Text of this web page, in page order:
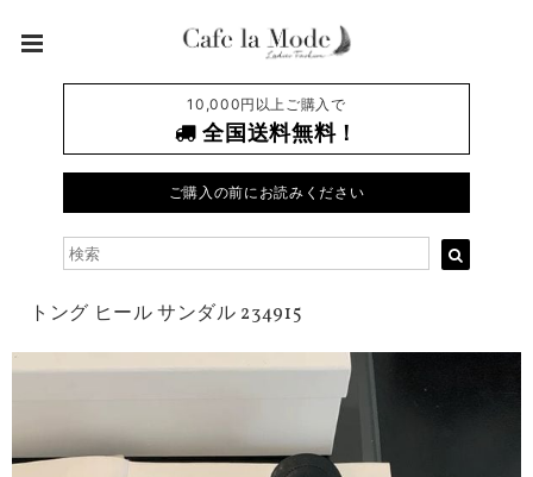
10,000円以上ご購入で
全国送料無料！
ご購入の前にお読みください
トング ヒール サンダル 234915